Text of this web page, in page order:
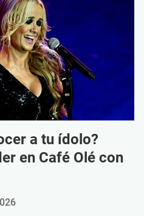
a tu ídolo?
en Café Olé con